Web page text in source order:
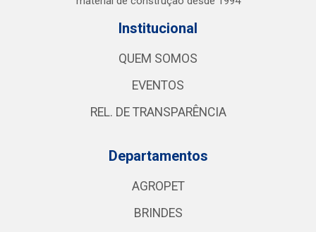
Institucional
QUEM SOMOS
EVENTOS
REL. DE TRANSPARÊNCIA
Departamentos
AGROPET
BRINDES